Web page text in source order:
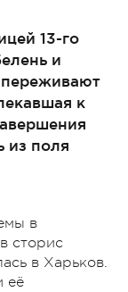
13-го
и
к
из поля
в
сторис
в Харьков.
её